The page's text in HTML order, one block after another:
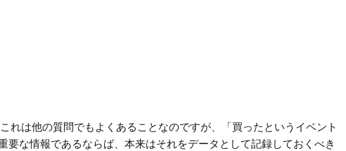
れは他の質問でもよくあることなのですが、「買ったというイベント
要な情報であるならば、本来はそれをデータとして記録しておくべき